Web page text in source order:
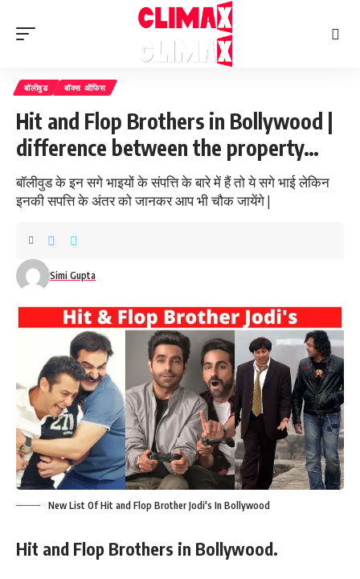
बॉलीवुड बॉक्स ऑफिस
Hit and Flop Brothers in Bollywood |
difference between the property…
बॉलीवुड के इन सगे भाइयों के संपत्ति के बारे में हैं तो ये सगे भाई लेकिन
इनकी सपत्ति के अंतर को जानकर आप भी चौक जायेंगे |
Simi Gupta
New List Of Hit and Flop Brother Jodi's In Bollywood
Hit and Flop Brothers in Bollywood.